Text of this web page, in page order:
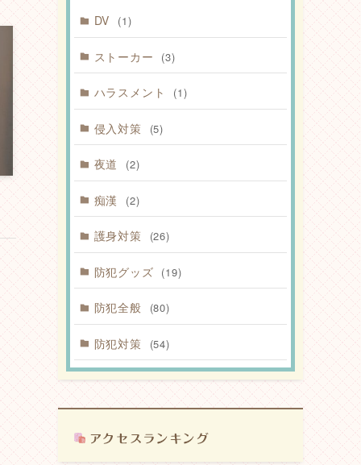
DV (1)
ストーカー (3)
ハラスメント (1)
侵入対策 (5)
夜道 (2)
痴漢 (2)
護身対策 (26)
防犯グッズ (19)
防犯全般 (80)
防犯対策 (54)